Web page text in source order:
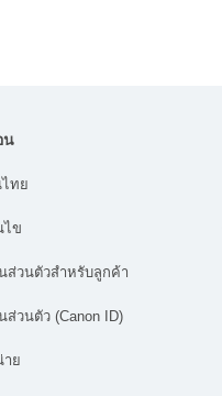
น
ทย
ไข
ส่วนตัวสำหรับลูกค้า
ส่วนตัว (Canon ID)
ย